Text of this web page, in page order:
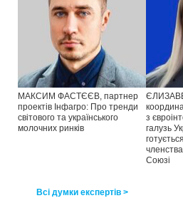
МАКСИМ ФАСТЄЄВ, партнер
проектів Інфагро: Про тренди
світового та українського
молочних ринків
з
галузь
Союзі
Всі думки експертів >